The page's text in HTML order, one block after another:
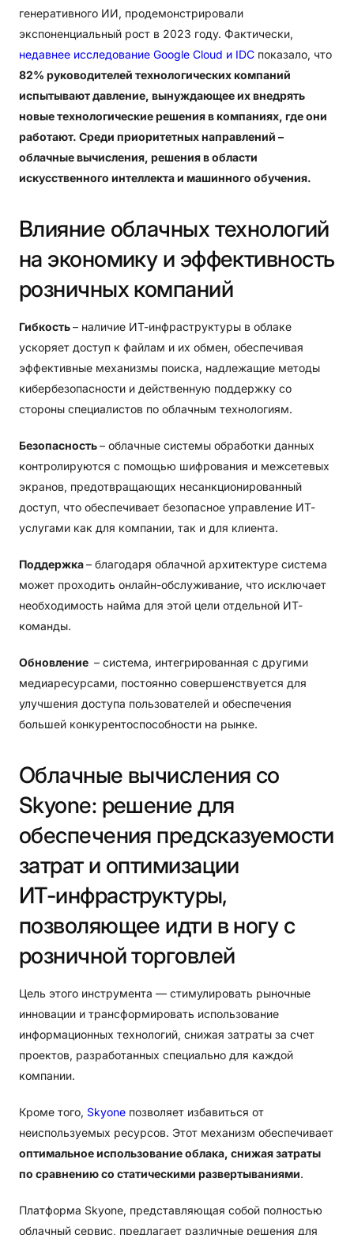
генеративного ИИ, продемонстрировали
экспоненциальный рост в 2023 году. Фактически,
недавнее исследование Google Cloud и IDC показало, что
82% руководителей технологических компаний
испытывают давление, вынуждающее их внедрять
новые технологические решения в компаниях, где они
работают. Среди приоритетных направлений –
облачные вычисления, решения в области
искусственного интеллекта и машинного обучения.
Влияние облачных технологий
на экономику и эффективность
розничных компаний
Гибкость– наличие ИТ-инфраструктуры в облаке
ускоряет доступ к файлам и их обмен, обеспечивая
эффективные механизмы поиска, надлежащие методы
кибербезопасности и действенную поддержку со
стороны специалистов по облачным технологиям.
Безопасность– облачные системы обработки данных
контролируются с помощью шифрования и межсетевых
экранов, предотвращающих несанкционированный
доступ, что обеспечивает безопасное управление ИТ-
услугами как для компании, так и для клиента.
Поддержка– благодаря облачной архитектуре система
может проходить онлайн-обслуживание, что исключает
необходимость найма для этой цели отдельной ИТ-
команды.
Обновление – система, интегрированная с другими
медиаресурсами, постоянно совершенствуется для
улучшения доступа пользователей и обеспечения
большей конкурентоспособности на рынке.
Облачные вычисления со
Skyone: решение для
обеспечения предсказуемости
затрат и оптимизации
ИТ-инфраструктуры,
позволяющее идти в ногу с
розничнойторговлей
Цель этого инструмента — стимулировать рыночные
инновации и трансформировать использование
информационных технологий, снижая затраты за счет
проектов, разработанных специально для каждой
компании.
Кроме того, Skyone позволяет избавиться от
неиспользуемых ресурсов. Этот механизм обеспечивает
оптимальное использование облака, снижая затраты
по сравнению со статическими развертываниями.
Платформа Skyone, представляющая собой полностью
облачный сервис, предлагает различные решения для